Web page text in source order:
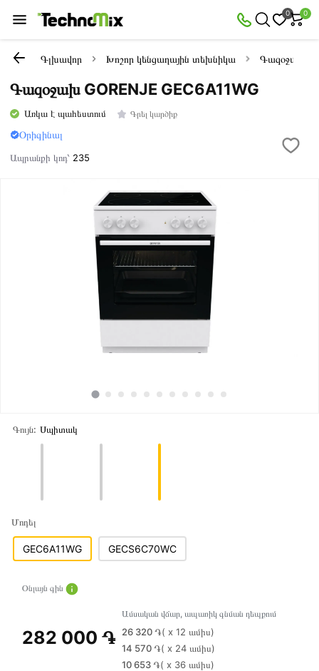
0 0
Գլխավոր Խոշոր կենցաղային տեխնիկա
Գազօջախ GORENJE GEC6A11WG
Առկա է պահեստում Գրել կարծիք
Օրիգինալ
Ապրանքի կոդ՝ 235
Գույն: Սպիտակ
Մոդել
GEC6A11WG GECS6C70WC
Օնլայն գին
282 000 ֏
Ամսական վճար, ապառիկ գնման դեպքում
26 320 ֏( x 12 ամիս)
14 570 ֏( x 24 ամիս)
10 653 ֏( x 36 ամիս)